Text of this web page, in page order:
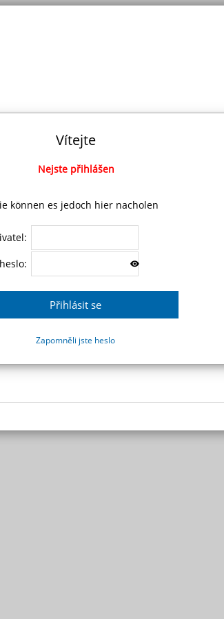
Vítejte
Nejste přihlášen
können es jedoch hier nacholen
heslo:
Zapomněli jste heslo